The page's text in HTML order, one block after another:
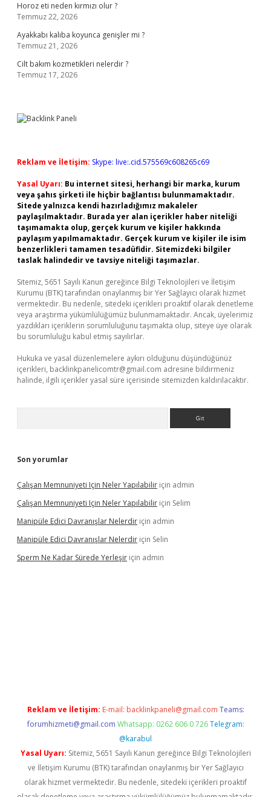
Horoz eti neden kırmızı olur ?
Temmuz 22, 2026
Ayakkabı kalıba koyunca genişler mi ?
Temmuz 21, 2026
Cilt bakım kozmetikleri nelerdir ?
Temmuz 17, 2026
Reklam ve İletişim: Skype: live:.cid.575569c608265c69
Yasal Uyarı: Bu internet sitesi, herhangi bir marka, kurum
veya şahıs şirketi ile hiçbir bağlantısı bulunmamaktadır.
Sitede yalnızca kendi hazırladığımız makaleler
paylaşılmaktadır. Burada yer alan içerikler haber niteliği
taşımamakta olup, gerçek kurum ve kişiler hakkında
paylaşım yapılmamaktadır. Gerçek kurum ve kişiler ile isim
benzerlikleri tamamen tesadüfidir. Sitemizdeki bilgiler
taslak halindedir ve tavsiye niteliği taşımazlar.
Sitemiz, 5651 Sayılı Kanun gereğince Bilgi Teknolojileri ve İletişim
Kurumu (BTK) tarafından onaylanmış bir Yer Sağlayıcı olarak hizmet
vermektedir. Bu nedenle, sitedeki içerikleri proaktif olarak denetleme
veya araştırma yükümlülüğümüz bulunmamaktadır. Ancak, üyelerimiz
yazdıkları içeriklerin sorumluluğunu taşımakta olup, siteye üye olarak
bu sorumluluğu kabul etmiş sayılırlar.
Hukuka ve yasal düzenlemelere aykırı olduğunu düşündüğünüz
içerikleri, backlinkpanelicomtr@gmail.com adresine bildirmeniz
halinde, ilgili içerikler yasal süre içerisinde sitemizden kaldırılacaktır.
Son yorumlar
Çalışan Memnuniyeti Için Neler Yapılabilir için admin
Çalışan Memnuniyeti Için Neler Yapılabilir için Selim
Manipüle Edici Davranışlar Nelerdir için admin
Manipüle Edici Davranışlar Nelerdir için Selin
Sperm Ne Kadar Sürede Yerleşir için admin
Reklam ve İletişim: E-mail: backlinkpaneli@gmail.com Teams:
forumhizmeti@gmail.com Whatsapp: 0262 606 0 726 Telegram:
@karabul
Yasal Uyarı: Sitemiz, 5651 Sayılı Kanun gereğince Bilgi Teknolojileri
ve İletişim Kurumu (BTK) tarafından onaylanmış bir Yer Sağlayıcı
olarak hizmet vermektedir. Bu nedenle, sitedeki içerikleri proaktif